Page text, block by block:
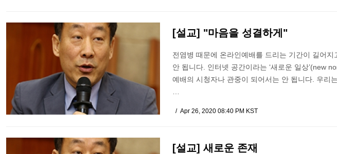
[설교] "마음을 성결하게"
전염병 때문에 온라인예배를 드리는 기간이 길어
안 됩니다. 인터넷 공간이라는 ‘새로운 일상’(new
예배의 시청자나 관중이 되어서는 안 됩니다. 우리
Apr 26, 2020 08:40 PM KST
[설교] 새로운 존재